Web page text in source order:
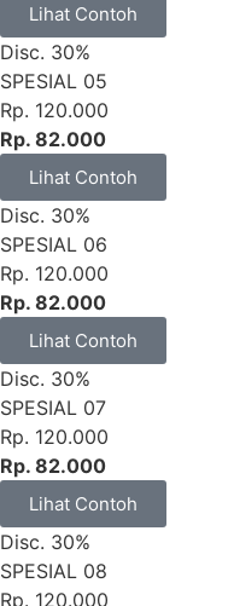
Lihat Contoh
Disc. 30%
SPESIAL 05
Rp. 120.000
Rp. 82.000
Lihat Contoh
Disc. 30%
SPESIAL 06
Rp. 120.000
Rp. 82.000
Lihat Contoh
Disc. 30%
SPESIAL 07
Rp. 120.000
Rp. 82.000
Lihat Contoh
Disc. 30%
SPESIAL 08
Rp. 120.000